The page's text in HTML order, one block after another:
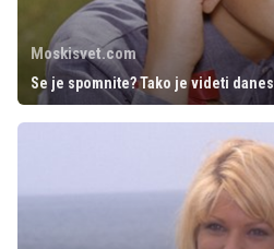
Moskisvet.com
Se je spomnite? Tako je videti danes